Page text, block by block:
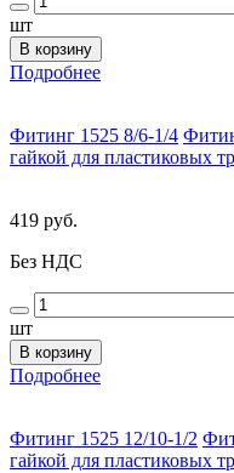
шт
В корзину
Подробнее
Фитинг 1525 8/6-1/4
гайкой для пластиковых
419 руб.
Без НДС
шт
В корзину
Подробнее
Фитинг 1525 12/10-1/2
гайкой для пластиковых